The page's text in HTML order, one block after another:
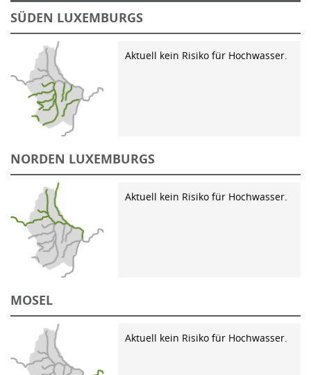
SÜDEN LUXEMBURGS
Aktuell kein Risiko für Hochwasser.
NORDEN LUXEMBURGS
Aktuell kein Risiko für Hochwasser.
MOSEL
Aktuell kein Risiko für Hochwasser.